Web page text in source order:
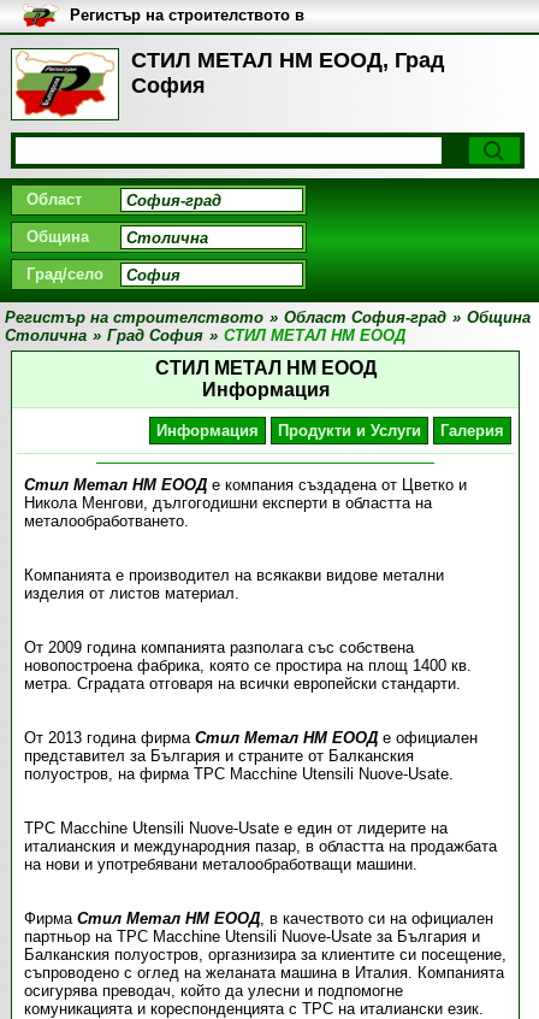
СТИЛ МЕТАЛ НМ ЕООД, Град
София
Регистър на строителството в
България
Област
Община
Град/село
Регистър на строителството » Област София-град » Община
Столична » Град София » СТИЛ МЕТАЛ НМ ЕООД
СТИЛ МЕТАЛ НМ ЕООД
Информация
Информация Продукти и Услуги Галерия
Стил Метал НМ ЕООД е компания създадена от Цветко и
Никола Менгови, дългогодишни експерти в областта на
металообработването.
Компанията е производител на всякакви видове метални
изделия от листов материал.
От 2009 година компанията разполага със собствена
новопостроена фабрика, която се простира на площ 1400 кв.
метра. Сградата отговаря на всички европейски стандарти.
От 2013 година фирма Стил Метал НМ ЕООДе официален
представител за България и страните от Балканския
полуостров, на фирма TPC Macchine Utensili Nuove-Usate.
TPC Macchine Utensili Nuove-Usate е един от лидерите на
италианския и международния пазар, в областта на продажбата
на нови и употребявани металообработващи машини.
Фирма Стил Метал НМ ЕООД, в качеството си на официален
партньор на TPC Macchine Utensili Nuove-Usate за България и
Балканския полуостров, оргазнизира за клиентите си посещение,
съпроводено с оглед на желаната машина в Италия. Компанията
осигурява преводач, който да улесни и подпомогне
комуникацията и кореспонденцията с TPC на италиански език.